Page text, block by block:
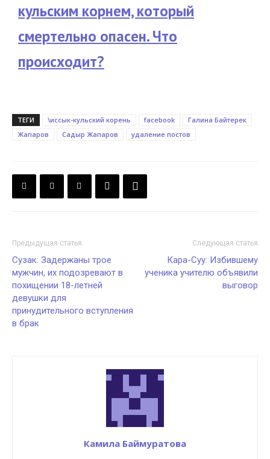
кульским корнем, который
смертельно опасен. Что
происходит?
ТЕГИ \иссык-кульский корень facebook
Галина Байтерек
Жапаров
Садыр Жапаров удаление постов
Предыдущая статья
Сузак: Задержаны трое
мужчин, их подозревают в
похищении 18-летней
девушки для
принудительного вступления
в брак
Следующая статья
Кара-Суу: Избившему
ученика учителю объявили
выговор
Камила Баймуратова